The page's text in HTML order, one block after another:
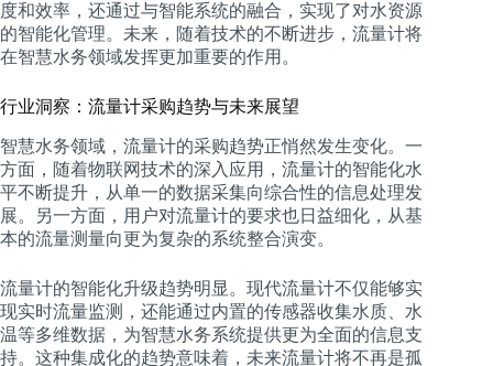
度和效率，还通过与智能系统的融合，实现了对水资源
的智能化管理。未来，随着技术的不断进步，流量计将
在智慧水务领域发挥更加重要的作用。
行业洞察：流量计采购趋势与未来展望
智慧水务领域，流量计的采购趋势正悄然发生变化。一
方面，随着物联网技术的深入应用，流量计的智能化水
平不断提升，从单一的数据采集向综合性的信息处理发
展。另一方面，用户对流量计的要求也日益细化，从基
本的流量测量向更为复杂的系统整合演变。
流量计的智能化升级趋势明显。现代流量计不仅能够实
现实时流量监测，还能通过内置的传感器收集水质、水
温等多维数据，为智慧水务系统提供更为全面的信息支
持。这种集成化的趋势意味着，未来流量计将不再是孤